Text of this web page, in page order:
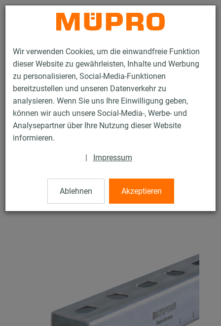
Wir verwenden Cookies, um die einwandfreie Funktion
dieser Website zu gewährleisten, Inhalte und Werbung
zu personalisieren, Social-Media-Funktionen
bereitzustellen und unseren Datenverkehr zu
analysieren. Wenn Sie uns Ihre Einwilligung geben,
können wir auch unsere Social-Media-, Werbe- und
Analysepartner über Ihre Nutzung dieser Website
informieren.
| Impressum
Ablehnen Akzeptieren
Kontakt
Produkte Befestigungstechnik
Installationsschienen
MPC-Systemschienen
MPC-Systemschienen
MPC-Systemschiene 38/40, Länge: 6.000 mm, verzinkt